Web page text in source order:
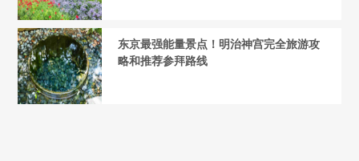
东京最强能量景点！明治神宫完全旅游攻
略和推荐参拜路线